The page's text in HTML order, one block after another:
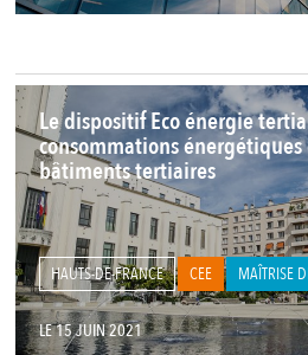
Le dispositif Eco énergie
consommations énergétiques
bâtiments tertiaires
HAUTS-DE-FRANCE CEE MAÎTRISE
LE 15 JUIN 2021